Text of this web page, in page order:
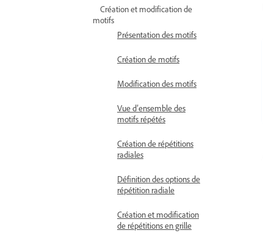
Création et modification de
motifs
Présentation des motifs
Création de motifs
Modification des motifs
Vue d’ensemble des
motifs répétés
Création de répétitions
radiales
Définition des options de
répétition radiale
Création et modification
de répétitions en grille